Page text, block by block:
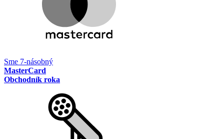
Sme 7-násobný
MasterCard
Obchodník roka